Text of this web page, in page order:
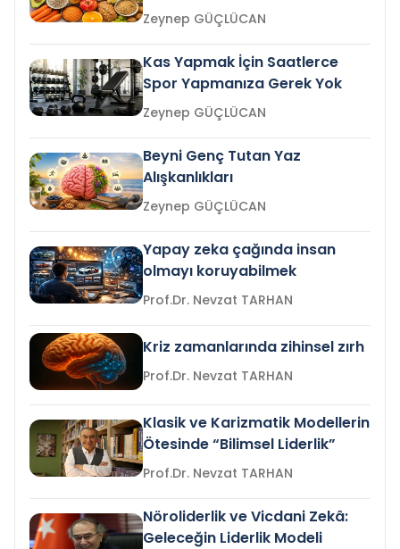
Zeynep GÜÇLÜCAN
Kas Yapmak İçin Saatlerce
Spor Yapmanıza Gerek Yok
Zeynep GÜÇLÜCAN
Beyni Genç Tutan Yaz
Alışkanlıkları
Zeynep GÜÇLÜCAN
Yapay zeka çağında insan
olmayı koruyabilmek
Prof.Dr. Nevzat TARHAN
Kriz zamanlarında zihinsel zırh
Prof.Dr. Nevzat TARHAN
Klasik ve Karizmatik Modellerin
Ötesinde “Bilimsel Liderlik”
Prof.Dr. Nevzat TARHAN
Nöroliderlik ve Vicdani Zekâ:
Geleceğin Liderlik Modeli